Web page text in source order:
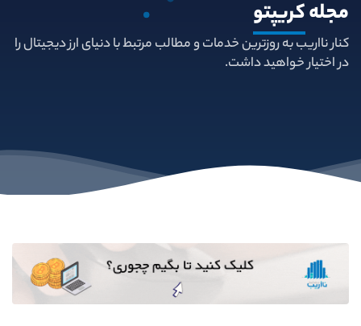
مجلهکریپتو
کنار نااریب به روزترین خدمات و مطالب مرتبط با دنیای ارز دیجیتال را
در اختیار خواهید داشت.